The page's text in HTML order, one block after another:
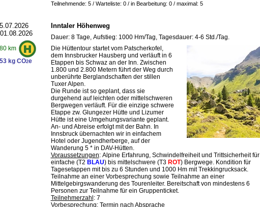
Teilnehmende: 5 / Warteliste: 0 / in Bearbeitung: 0 / maximal: 5
km
kg CO2e
Inntaler Höhenweg
Dauer: 8 Tage, Aufstieg: 1000 Hm/Tag, Tagesdauer: 4-6 Std./Tag.
Die Hüttentour startet vom Patscherkofel,
dem Innsbrucker Hausberg und verläuft in 6
Etappen bis Schwaz an der Inn. Zwischen
1.800 und 2.800 Metern führt der Weg durch
unberührte Berglandschaften der stillen
Tuxer Alpen.
Die Runde ist so geplant, dass sie
durgehend auf leichten oder mittelschweren
Bergwegen verläuft. Für die einzige schwere
Etappe zw. Glungezer Hütte und Lizumer
Hütte ist eine Umgehungsvariante geplant.
An- und Abreise erfolgt mit der Bahn. In
Innsbruck übernachten wir in einfachem
Hotel oder Jugendherberge, auf der
Wanderung 5 * in DAV-Hütten.
Voraussetzungen: Alpine Erfahrung, Schwindelfreiheit und Trittsicherheit für
einfache (T2 BLAU) bis mittelschwere (T3 ROT) Bergwege. Kondition für
Tagesetappen mit bis zu 6 Stunden und 1000 Hm mit Trekkingrucksack.
Teilnahme an einer Vorbesprechung sowie Teilnahme an einer
Mittelgebirgswanderung des Tourenleiter. Bereitschaft von mindestens 6
Personen zur Teilnahme für ein Gruppenticket.
Teilnehmerzahl : 7
Vorbesprechung: Termin nach Absprache